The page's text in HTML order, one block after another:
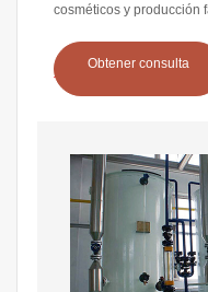
cosméticos y producción
Obtener consulta